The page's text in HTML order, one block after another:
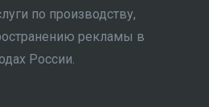
по производству,
рекламы в
России.